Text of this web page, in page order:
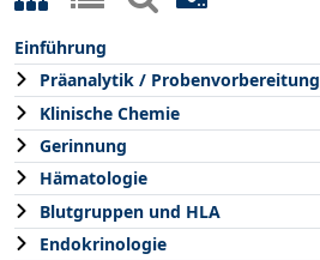
Einführung
Präanalytik / Probenvorbereitung
Klinische Chemie
Gerinnung
Hämatologie
Blutgruppen und HLA
Endokrinologie